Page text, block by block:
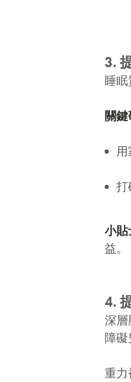
3.
睡
關鍵
打
小貼
益。
4.
深
障
重力